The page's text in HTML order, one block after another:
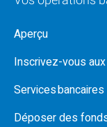
Aperçu
Inscrivez-vous
Services
Déposer des